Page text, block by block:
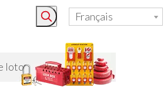
Français
loto